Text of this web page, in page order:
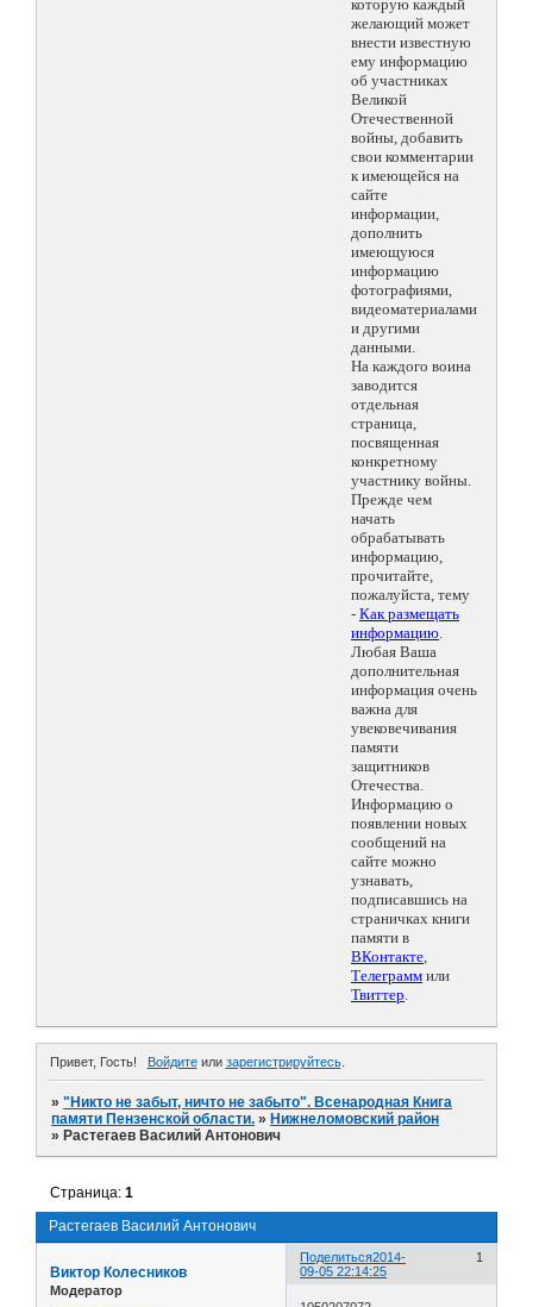
которую каждый
желающий может
внести известную
ему информацию
об участниках
Великой
Отечественной
войны, добавить
свои комментарии
к имеющейся на
сайте
информации,
дополнить
имеющуюся
информацию
фотографиями,
видеоматериалами
и другими
данными.
На каждого воина
заводится
отдельная
страница,
посвященная
конкретному
участнику войны.
Прежде чем
начать
обрабатывать
информацию,
прочитайте,
пожалуйста, тему
- Как размещать
информацию.
Любая Ваша
дополнительная
информация очень
важна для
увековечивания
памяти
защитников
Отечества.
Информацию о
появлении новых
сообщений на
сайте можно
узнавать,
подписавшись на
страничках книги
памяти в
ВКонтакте,
Телеграмм или
Твиттер.
Привет, Гость! Войдитеили зарегистрируйтесь.
»"Никто не забыт, ничто не забыто". Всенародная Книга
памяти Пензенской области. » Нижнеломовский район
» Растегаев Василий Антонович
Растегаев Василий Антонович
Страница:1
Поделиться 1
2014-
09-05 22:14:25
Виктор Колесников
Модератор